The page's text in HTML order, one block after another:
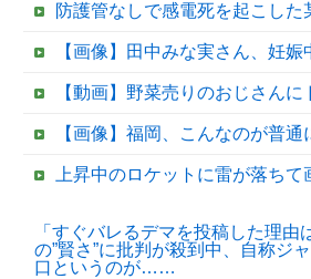
防護管なしで感電死を起こした某工務店、「そんな危険な現場お断りしますわ!と断っ
【画像】田中みな実さん、妊娠中とは思えない
【動画】野菜売りのおじさんにドローンを
【画像】福岡、こんなのが普通に走ってるｗｗｗｗｗｗｗｗｗｗｗｗｗｗｗｗｗｗｗｗ
上昇中のロケットに雷が落ちて画面が真っ白に「ロケット、大
【移民政策反対】イオンの売り場で唐揚
「すぐバレるデマを投稿した理由
の”賢さ”に批判が殺到中、自称ジ
口というのが……